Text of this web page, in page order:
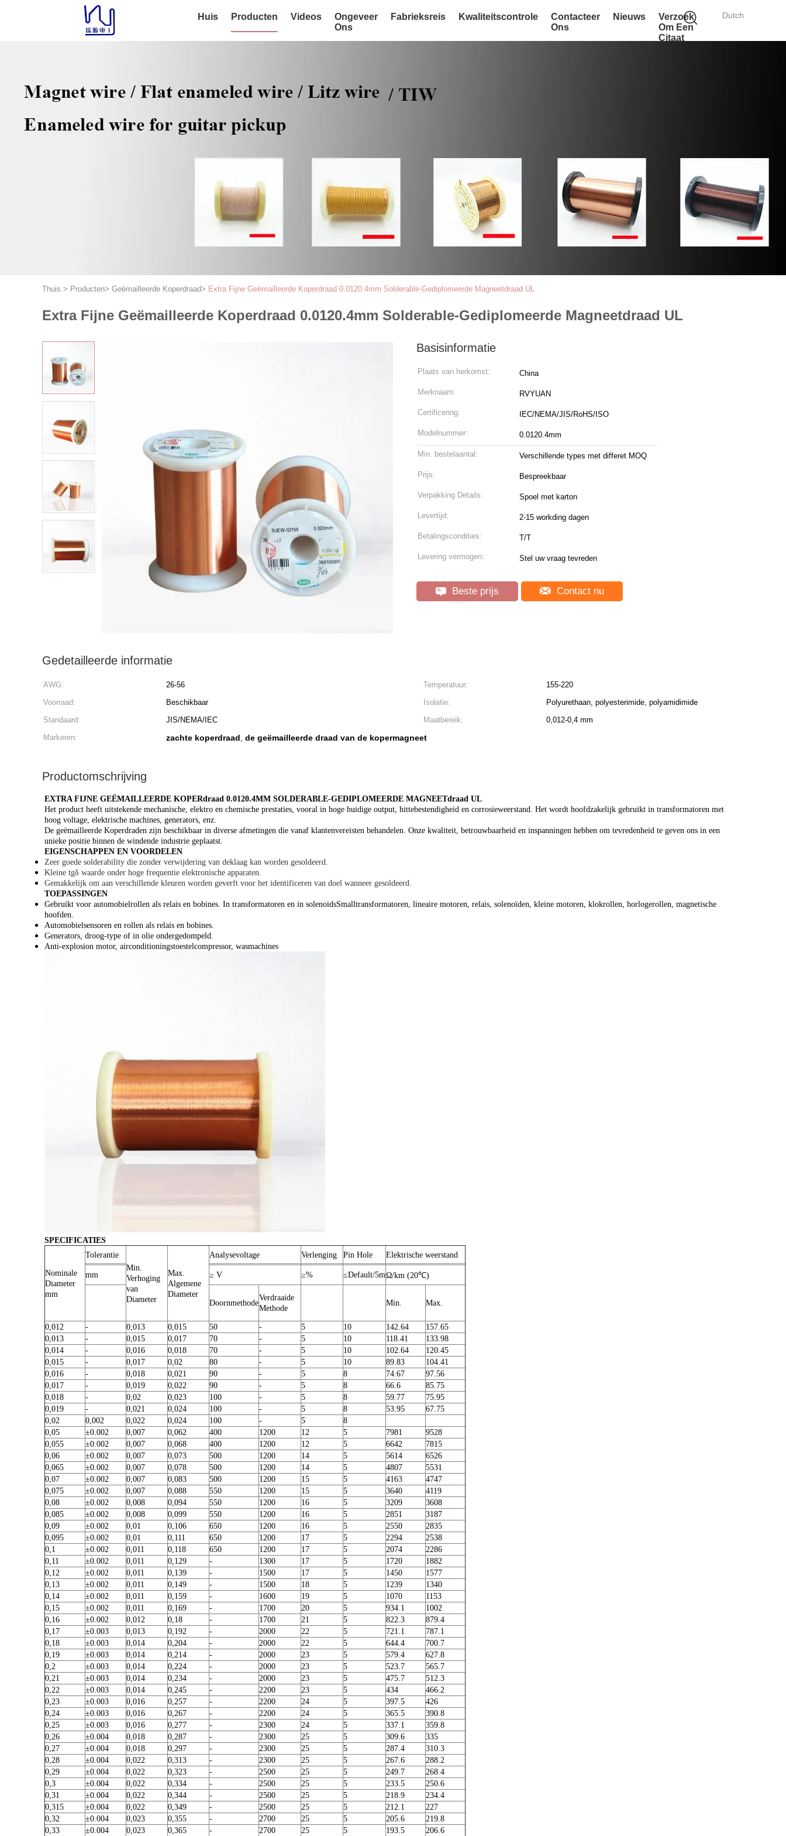
Dutch
Huis Producten Videos
Ongeveer
Ons
Fabrieksreis Kwaliteitscontrole
Contacteer
Ons
Nieuws
Verzoek
Om Een
Citaat
Thuis > Producten> Geëmailleerde Koperdraad> Extra Fijne Geëmailleerde Koperdraad 0.0120.4mm Solderable-Gediplomeerde Magneetdraad UL
Extra Fijne Geëmailleerde Koperdraad 0.0120.4mm Solderable-Gediplomeerde Magneetdraad UL
Basisinformatie
Plaats van herkomst: China
Merknaam: RVYUAN
Certificering: IEC/NEMA/JIS/RoHS/ISO
Modelnummer: 0.0120.4mm
Min. bestelaantal: Verschillende types met differet MOQ
Prijs: Bespreekbaar
Verpakking Details: Spoel met karton
Levertijd: 2-15 workding dagen
Betalingscondities: T/T
Levering vermogen: Stel uw vraag tevreden
Beste prijs Contact nu
Gedetailleerde informatie
AWG: 26-56 Temperatuur:
155-220
Voorraad:
Beschikbaar Isolatie:
Polyurethaan, polyesterimide, polyamidimide
Standaard:
JIS/NEMA/IEC Maatbereik:
0,012-0,4 mm
Markeren:
zachte koperdraad, de geëmailleerde draad van de kopermagneet
Productomschrijving
EXTRA FIJNE GEËMAILLEERDE KOPERdraad 0.0120.4MM SOLDERABLE-GEDIPLOMEERDE MAGNEETdraad UL
Het product heeft uitstekende mechanische, elektro en chemische prestaties, vooral in hoge huidige output, hittebestendigheid en corrosieweerstand. Het wordt hoofdzakelijk gebruikt in transformatoren met
hoog voltage, elektrische machines, generators, enz.
De geëmailleerde Koperdraden zijn beschikbaar in diverse afmetingen die vanaf klantenvereisten behandelen. Onze kwaliteit, betrouwbaarheid en inspanningen hebben om tevredenheid te geven ons in een
unieke positie binnen de windende industrie geplaatst.
EIGENSCHAPPEN EN VOORDELEN
Zeer goede solderability die zonder verwijdering van deklaag kan worden gesoldeerd.
Kleine tgδ waarde onder hoge frequentie elektronische apparaten.
Gemakkelijk om aan verschillende kleuren worden geverft voor het identificeren van doel wanneer gesoldeerd.
TOEPASSINGEN
Gebruikt voor automobielrollen als relais en bobines. In transformatoren en in solenoidsSmalltransformatoren, lineaire motoren, relais, solenoïden, kleine motoren, klokrollen, horlogerollen, magnetische
hoofden.
Automobielsensoren en rollen als relais en bobines.
Generators, droog-type of in olie ondergedompeld.
Anti-explosion motor, airconditioningstoestelcompressor, wasmachines
SPECIFICATIES
Nominale
Diameter
mm
Tolerantie
Min.
Verhoging
van
Diameter
Max.
Algemene
Diameter
Analysevoltage Verlenging Pin Hole Elektrische weerstand
mm ≥ V ≥% ≤Default/5mΩ/km (20℃)
Doornmethode
Verdraaide
Methode
Min. Max.
0,012 - 0,013 0,015 50 - 5 10 142.64
157.65
0,013
- 0,015 0,017 70 - 5 10 118.41
133.98
0,014
- 0,016 0,018 70 - 5 10 102.64
120.45
0,015
- 0,017 0,02 80 - 5 10 89.83
104.41
0,016
- 0,018 0,021 90 - 5 8 74.67
97.56
0,017
- 0,019 0,022 90 - 5 8 66.6
85.75
0,018
- 0,02 0,023 100 - 5 8 59.77
75.95
0,019
- 0,021 0,024 100 - 5 8 53.95
67.75
0,02
0,002 0,022 0,024 100 - 5
8
0,05
±0.002 0,007 0,062 400 1200 12 5 7981
9528
0,055
±0.002 0,007 0,068 400 1200 12 5 6642
7815
0,06
±0.002 0,007 0,073 500 1200 14 5 5614
6526
0,065
±0.002 0,007 0,078 500 1200 14 5 4807
5531
0,07
±0.002 0,007 0,083 500 1200 15 5 4163
4747
0,075
±0.002 0,007 0,088 550 1200 15 5 3640
4119
0,08
±0.002 0,008 0,094 550 1200 16 5 3209
3608
0,085
±0.002 0,008 0,099 550 1200 16 5 2851
3187
0,09
±0.002 0,01 0,106 650 1200 16 5 2550
2835
0,095
±0.002 0,01 0,111 650 1200 17 5 2294
2538
0,1
±0.002 0,011 0,118 650 1200 17 5 2074
2286
0,11
±0.002 0,011 0,129 - 1300 17 5 1720
1882
0,12
±0.002 0,011 0,139 - 1500 17 5 1450
1577
0,13
±0.002 0,011 0,149 - 1500 18 5 1239
1340
0,14
±0.002 0,011 0,159 - 1600 19 5 1070
1153
0,15
±0.002 0,011 0,169 - 1700 20 5 934.1
1002
0,16
±0.002 0,012 0,18 - 1700 21 5 822.3
879.4
0,17
±0.003 0,013 0,192 - 2000 22 5 721.1
787.1
0,18
±0.003 0,014 0,204 - 2000 22 5 644.4
700.7
0,19
±0.003 0,014 0,214 - 2000 23 5 579.4
627.8
0,2
±0.003 0,014 0,224 - 2000 23 5 523.7
565.7
0,21
±0.003 0,014 0,234 - 2000 23 5 475.7
512.3
0,22
±0.003 0,014 0,245 - 2200 23 5 434
466.2
0,23
±0.003 0,016 0,257 - 2200 24 5 397.5
426
0,24
±0.003 0,016 0,267 - 2200 24 5 365.5
390.8
0,25
±0.003 0,016 0,277 - 2300 24 5 337.1
359.8
0,26
±0.004 0,018 0,287 - 2300 25 5 309.6
335
0,27
±0.004 0,018 0,297 - 2300 25 5 287.4
310.3
0,28
±0.004 0,022 0,313 - 2300 25 5 267.6
288.2
0,29
±0.004 0,022 0,323 - 2500 25 5 249.7
268.4
0,3
±0.004 0,022 0,334 - 2500 25 5 233.5
250.6
0,31
±0.004 0,022 0,344 - 2500 25 5 218.9
234.4
0,315
±0.004 0,022 0,349 - 2500 25 5 212.1
227
0,32
±0.004 0,023 0,355 - 2700 25 5 205.6
219.8
0,33
±0.004 0,023 0,365 - 2700 25 5 193.5 206.6